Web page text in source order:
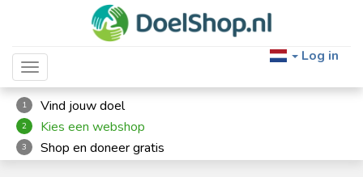
Toggle navigation
Log in
1 Vind jouw doel
2 Kies een webshop
3 Shop en doneer gratis